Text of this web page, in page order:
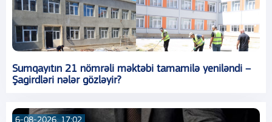
Sumqayıtın 21 nömrəli məktəbi tamamilə yeniləndi –
Şagirdləri nələr gözləyir?